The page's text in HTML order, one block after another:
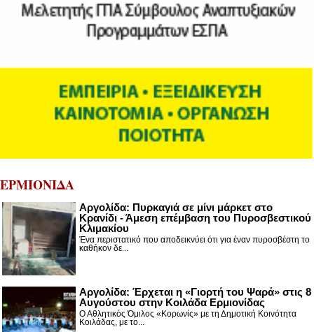
ΕΡΜΙΟΝΙΔΑ
Αργολίδα: Πυρκαγιά σε μίνι μάρκετ στο
Κρανίδι - Άμεση επέμβαση του Πυροσβεστικού
Κλιμακίου
Ένα περιστατικό που αποδεικνύει ότι για έναν πυροσβέστη το
καθήκον δε...
Αργολίδα: Έρχεται η «Γιορτή του Ψαρά» στις 8
Αυγούστου στην Κοιλάδα Ερμιονίδας
Ο Αθλητικός Όμιλος «Κορωνίς» με τη Δημοτική Κοινότητα
Κοιλάδας, με το...